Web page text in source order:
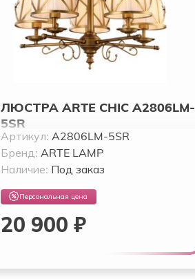
ЛЮСТРА ARTE CHIC A2806LM-
5SR
Артикул: A2806LM-5SR
Бренд: ARTE LAMP
Наличие: Под заказ
Персональная цена
20 900 ₽